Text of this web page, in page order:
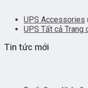
UPS Accessories
UPS Tất cả Trang
Tin tức mới